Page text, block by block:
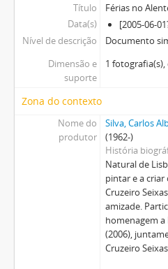
Título
Férias no
Data(s)
[2005-06-
Nível de descrição
Documento
Dimensão e
suporte
1 fotografia(s),
Zona do contexto
Nome do
produtor
Silva, Carlos
(1962-)
História
Natural de
pintar e a
Cruzeiro
amizade.
homenagem a
(2006),
Cruzeiro